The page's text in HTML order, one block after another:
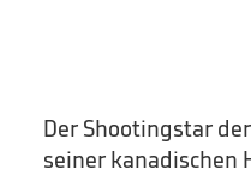
Der Shootingstar
seiner kanadischen